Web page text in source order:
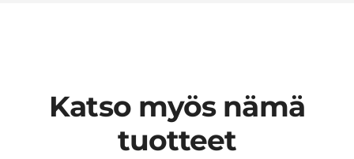
Katso myös nämä
tuotteet